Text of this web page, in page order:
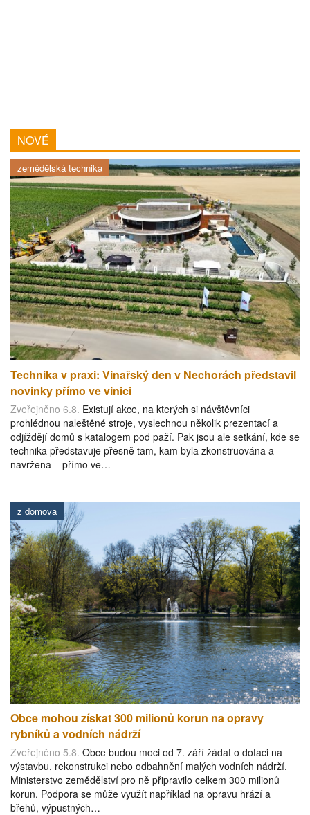
NOVÉ
zemědělská technika
Technika v praxi: Vinařský den v Nechorách představil
novinky přímo ve vinici
Zveřejněno 6.8. Existují akce, na kterých si návštěvníci
prohlédnou naleštěné stroje, vyslechnou několik prezentací a
odjíždějí domů s katalogem pod paží. Pak jsou ale setkání, kde se
technika představuje přesně tam, kam byla zkonstruována a
navržena – přímo ve…
z domova
Obce mohou získat 300 milionů korun na opravy
rybníků a vodních nádrží
Zveřejněno 5.8. Obce budou moci od 7. září žádat o dotaci na
výstavbu, rekonstrukci nebo odbahnění malých vodních nádrží.
Ministerstvo zemědělství pro ně připravilo celkem 300 milionů
korun. Podpora se může využít například na opravu hrází a
břehů, výpustných…